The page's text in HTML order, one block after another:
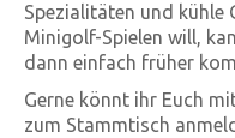
Spezialitäten und kühle
Minigolf-Spielen will,
dann einfach früher
Gerne könnt ihr Euch
zum Stammtisch